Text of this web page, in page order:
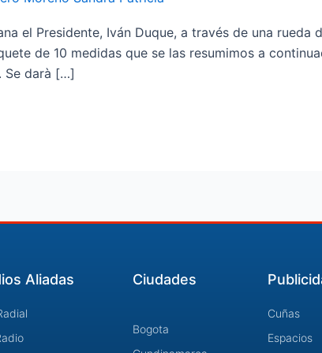
el Presidente, Iván Duque, a través de una
de 10 medidas que se las resumimos a
Se darà […]
Aliadas Ciudades
Bogota
Cuñas
Espacios